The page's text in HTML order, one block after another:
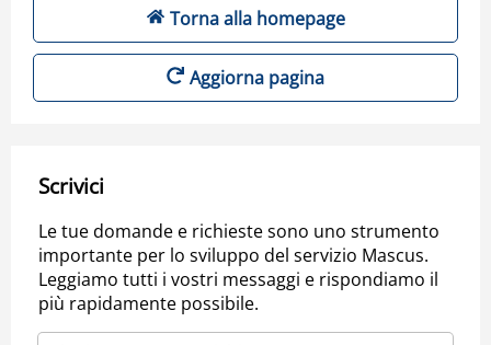
Torna alla homepage
Aggiorna pagina
Scrivici
Le tue domande e richieste sono uno strumento
importante per lo sviluppo del servizio Mascus.
Leggiamo tutti i vostri messaggi e rispondiamo il
più rapidamente possibile.